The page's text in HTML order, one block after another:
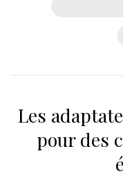
Les
pour des